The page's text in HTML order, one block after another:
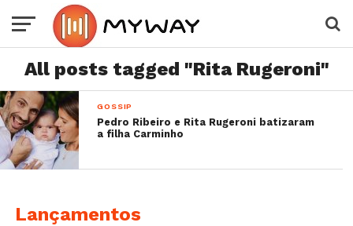
All posts tagged "Rita Rugeroni"
GOSSIP
Pedro Ribeiro e Rita Rugeroni batizaram
a filha Carminho
Lançamentos